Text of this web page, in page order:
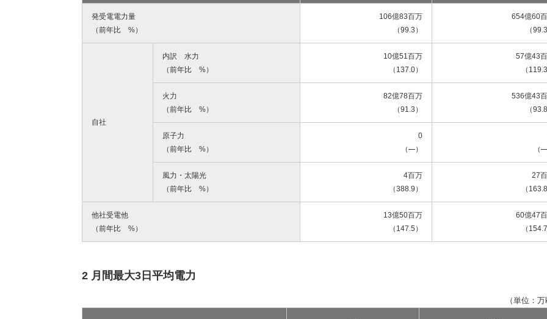
発受電電力量
（前年比 %）
106億83百万
（99.3 ）
654億60
（99.3
自社
内訳 水力
（前年比 %）
10億51百万
（137.0）
57億43
（119.3
火力
（前年比 %）
82億78百万
（91.3）
536億43
（93.8
原子力
（前年比 %）
0
（
）
（
風力・太陽光
（前年比 %）
4百万
（388.9）
27
（163.8
他社受電他
（前年比 %）
13億50百万
（147.5）
60億47
（154.7
2 月間最大3日平均電力
（単位：万